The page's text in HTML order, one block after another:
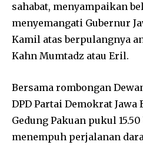
sahabat, menyampaikan
menyemangati Gubernur
Kamil atas berpulangnya
Kahn Mumtadz atau Eril.
Bersama rombongan
DPD Partai Demokrat Jawa
Gedung Pakuan pukul
menempuh perjalanan